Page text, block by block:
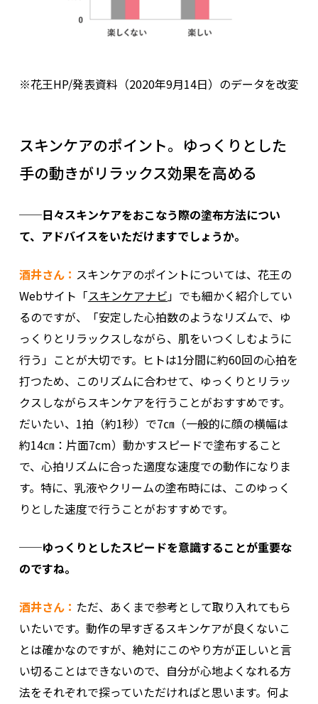
※花王HP/発表資料（2020年9月14日）のデータを改変
スキンケアのポイント。ゆっくりとした
手の動きがリラックス効果を高める
──日々スキンケアをおこなう際の塗布方法につい
て、アドバイスをいただけますでしょうか。
酒井さん： スキンケアのポイントについては、花王の
Webサイト「スキンケアナビ」でも細かく紹介してい
るのですが、「安定した心拍数のようなリズムで、ゆ
っくりとリラックスしながら、肌をいつくしむように
行う」ことが大切です。ヒトは1分間に約60回の心拍を
打つため、このリズムに合わせて、ゆっくりとリラッ
クスしながらスキンケアを行うことがおすすめです。
だいたい、1拍（約1秒）で7㎝（一般的に顔の横幅は
約14㎝：片面7cm）動かすスピードで塗布すること
で、心拍リズムに合った適度な速度での動作になりま
す。特に、乳液やクリームの塗布時には、このゆっく
りとした速度で行うことがおすすめです。
──ゆっくりとしたスピードを意識することが重要な
のですね。
酒井さん： ただ、あくまで参考として取り入れてもら
いたいです。動作の早すぎるスキンケアが良くないこ
とは確かなのですが、絶対にこのやり方が正しいと言
い切ることはできないので、自分が心地よくなれる方
法をそれぞれで探っていただければと思います。何よ